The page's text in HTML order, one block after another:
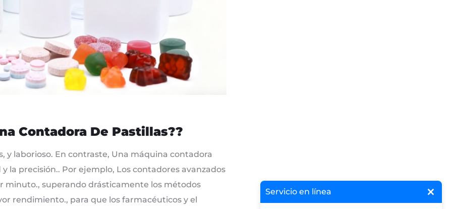
×
Servicio en línea
Contadora De Pastillas??
y laborioso. En contraste, Una máquina contadora
la precisión.. Por ejemplo, Los contadores avanzados
minuto., superando drásticamente los métodos
rendimiento., para que los farmacéuticos y el